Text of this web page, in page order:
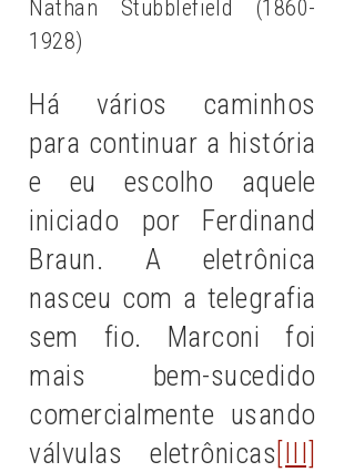
Nathan Stubblefield (1860-
1928)
Há vários caminhos
para continuar a história
e eu escolho aquele
iniciado por Ferdinand
Braun. A eletrônica
nasceu com a telegrafia
sem fio. Marconi foi
mais bem-sucedido
comercialmente usando
válvulas eletrônicas[III]